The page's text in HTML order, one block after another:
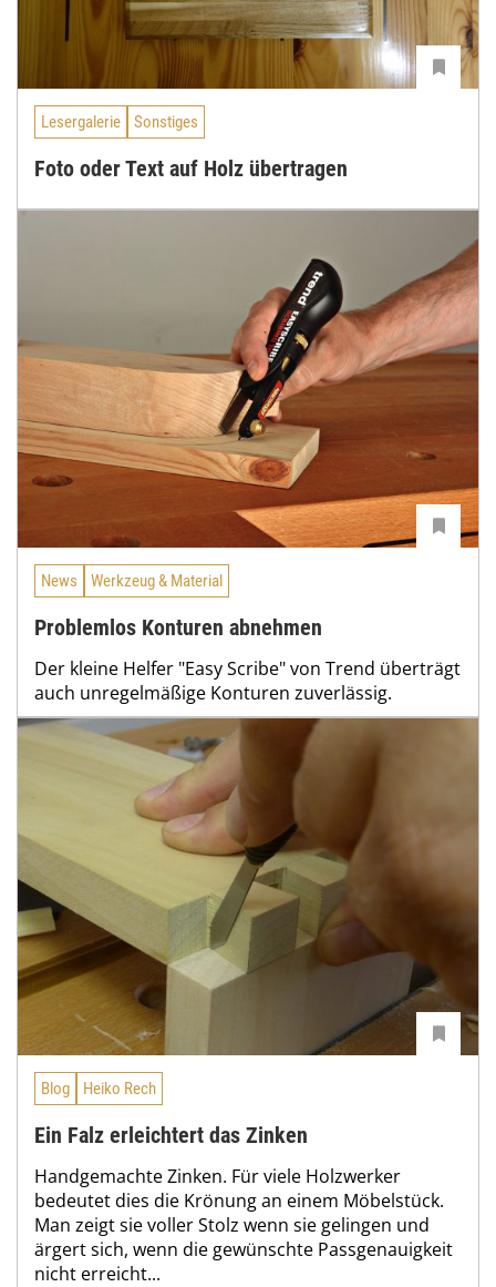
Lesergalerie Sonstiges
Foto oder Text auf Holz übertragen
News Werkzeug & Material
Problemlos Konturen abnehmen
Der kleine Helfer "Easy Scribe" von Trend überträgt
auch unregelmäßige Konturen zuverlässig.
Blog Heiko Rech
Ein Falz erleichtert das Zinken
Handgemachte Zinken. Für viele Holzwerker
bedeutet dies die Krönung an einem Möbelstück.
Man zeigt sie voller Stolz wenn sie gelingen und
ärgert sich, wenn die gewünschte Passgenauigkeit
nicht erreicht...